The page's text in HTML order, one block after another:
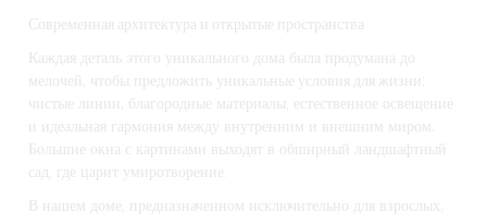
Современная архитектура и открытые пространства
Каждая деталь этого уникального дома была продумана до
мелочей
, чтобы предложить уникальные условия для жизни
чистые линии, благородные материалы, естественное освещение
и идеальная гармония между внутренним и внешним миром.
Большие окна с картинами выходят в обширный ландшафтный
сад, где царит умиротворение.
В нашем доме, предназначенном исключительно для взрослых,